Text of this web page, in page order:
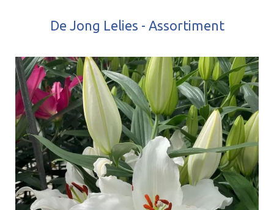
De Jong Lelies - Assortiment